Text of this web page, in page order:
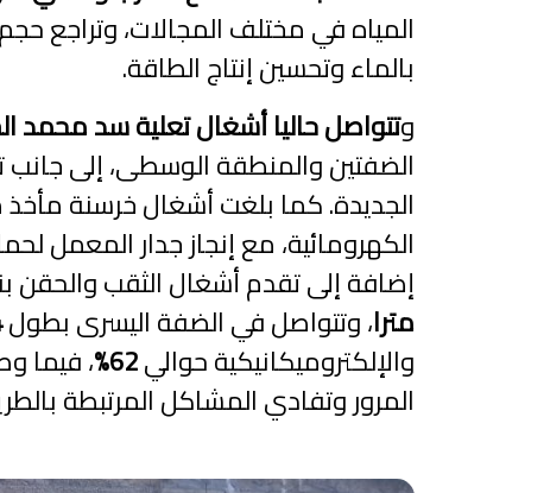
المياه في مختلف المجالات، وتراجع
بالماء وتحسين إنتاج الطاقة.
وتتواصل حاليا أشغال تعلية سد
الضفتين والمنطقة الوسطى، إلى
الجديدة. كما بلغت أشغال خرسنة
الكهرومائية، مع إنجاز جدار المعمل
إضافة إلى تقدم أشغال الثقب والحقن
مترا، وتتواصل في الضفة اليسرى بطول
والإلكتروميكانيكية حوالي ، فيما
المرور وتفادي المشاكل المرتبطة